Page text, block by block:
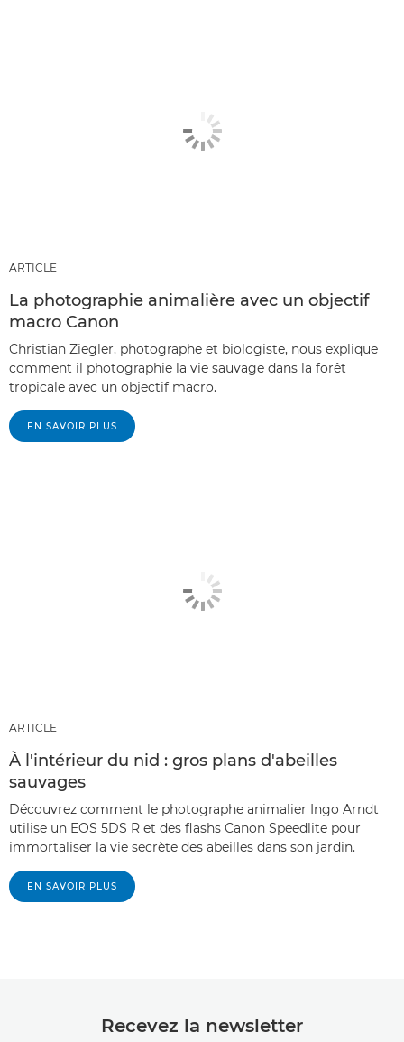
ARTICLE
La photographie animalière avec un objectif
macro Canon
Christian Ziegler, photographe et biologiste, nous explique
comment il photographie la vie sauvage dans la forêt
tropicale avec un objectif macro.
EN SAVOIR PLUS
ARTICLE
À l'intérieur du nid : gros plans d'abeilles
sauvages
Découvrez comment le photographe animalier Ingo Arndt
utilise un EOS 5DS R et des flashs Canon Speedlite pour
immortaliser la vie secrète des abeilles dans son jardin.
EN SAVOIR PLUS
Recevez la newsletter